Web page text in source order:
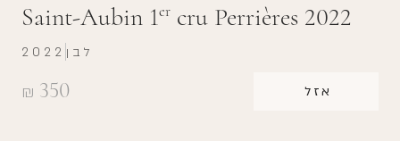
Saint-Aubin 1er cru Perrières 2022
₪ 350 אזל
2022 לבן